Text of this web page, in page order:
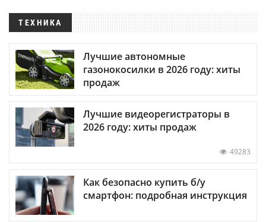
ТЕХНИКА
Лучшие автономные
газонокосилки в 2026 году: хиты
продаж
Лучшие видеорегистраторы в
2026 году: хиты продаж
49283
Как безопасно купить б/у
смартфон: подробная инструкция